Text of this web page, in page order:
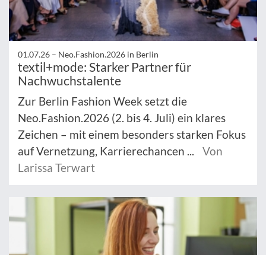
01.07.26 – Neo.Fashion.2026 in Berlin
textil+mode: Starker Partner für
Nachwuchstalente
Zur Berlin Fashion Week setzt die
Neo.Fashion.2026 (2. bis 4. Juli) ein klares
Zeichen – mit einem besonders starken Fokus
auf Vernetzung, Karrierechancen ...
Von
Larissa Terwart